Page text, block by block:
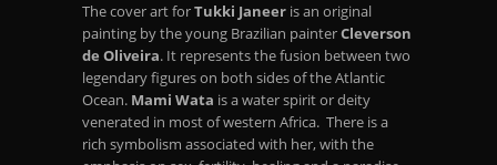
The cover art forTukki Janeer is an original
painting by the young Brazilian painterCleverson
de Oliveira. It represents the fusion between two
legendary figures on both sides of the Atlantic
Ocean. Mami Wata is a water spirit or deity
venerated in most of western Africa. There is a
rich symbolism associated with her, with the